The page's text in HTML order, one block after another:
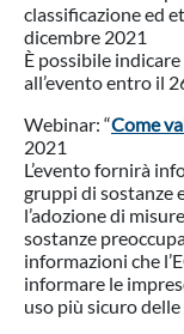
classificazione ed
dicembre 2021
È possibile
all’evento entro il
Webinar: “Come
2021
L’evento fornirà
gruppi di sostanze
l’adozione di
sostanze
informazioni che
informare le
uso più sicuro